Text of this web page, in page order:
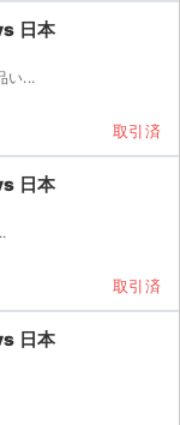
日本
い...
取引済
日本
取引済
日本